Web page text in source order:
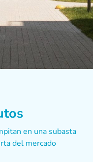
en una subasta
del mercado